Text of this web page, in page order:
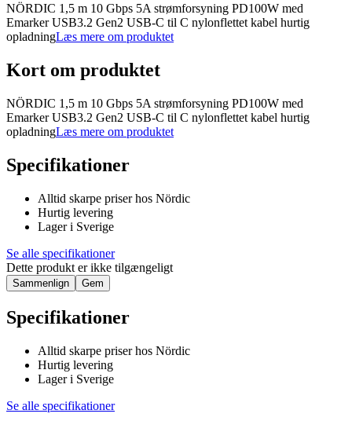
NÖRDIC 1,5 m 10 Gbps 5A strømforsyning PD100W med
Emarker USB3.2 Gen2 USB-C til C nylonflettet kabel hurtig
opladningLæs mere om produktet
Kort om produktet
NÖRDIC 1,5 m 10 Gbps 5A strømforsyning PD100W med
Emarker USB3.2 Gen2 USB-C til C nylonflettet kabel hurtig
opladningLæs mere om produktet
Specifikationer
Alltid skarpe priser hos Nördic
Hurtig levering
Lager i Sverige
Se alle specifikationer
Dette produkt er ikke tilgængeligt
Sammenlign Gem
Specifikationer
Alltid skarpe priser hos Nördic
Hurtig levering
Lager i Sverige
Se alle specifikationer